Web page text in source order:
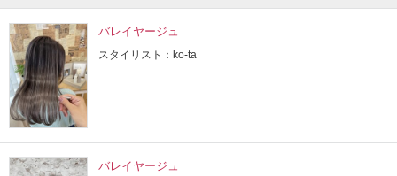
バレイヤージュ
スタイリスト：ko-ta
バレイヤージュ